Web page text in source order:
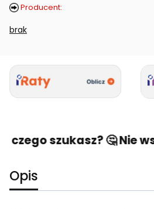
Producent:
brak
szukasz? 🤔 Nie
Opis